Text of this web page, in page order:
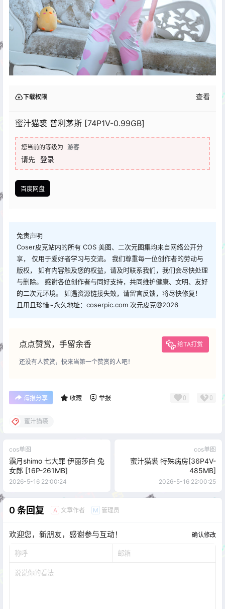
下载权限 查看
蜜汁猫裘 普利茅斯 [74P1V-0.99GB]
您当前的等级为 游客
请先 登录
百度网盘
免责声明
Coser皮克站内的所有 COS 美图、二次元图集均来自网络公开分
享， 仅用于爱好者学习与交流。 我们尊重每一位创作者的劳动与
版权， 如有内容触及您的权益，请及时联系我们，我们会尽快处理
与删除。 感谢各位创作者与同好支持，共同维护健康、文明、友好
的二次元环境。 如遇资源链接失效，请留言反馈，将尽快修复！
且用且珍惜~永久地址：coserpic.com 次元皮克@2026
点点赞赏，手留余香 给TA打赏
还没有人赞赏，快来当第一个赞赏的人吧！
海报分享 收藏 举报 0 0
蜜汁猫裘
cos单图
霜月shimo 七大罪 伊丽莎白 兔
女郎 [16P-261MB]
2026-5-16 22:00:24
cos单图
蜜汁猫裘 特殊病房[36P4V-
485MB]
2026-5-16 22:00:25
0 条回复 A 文章作者 M 管理员
欢迎您，新朋友，感谢参与互动！ 确认修改